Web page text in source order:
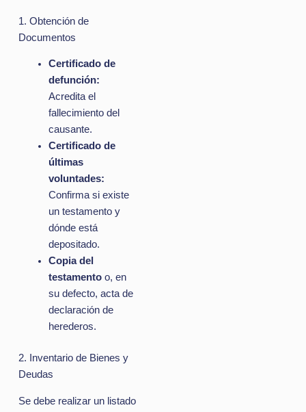
1. Obtención de
Documentos
Certificado de
defunción:
Acredita el
fallecimiento del
causante.
Certificado de
últimas
voluntades:
Confirma si existe
un testamento y
dónde está
depositado.
Copia del
testamentoo, en
su defecto, acta de
declaración de
herederos.
2. Inventario de Bienes y
Deudas
Se debe realizar un listado